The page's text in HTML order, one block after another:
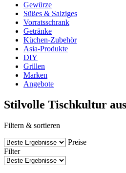
Gewürze
Süßes & Salziges
Vorratsschrank
Getränke
Küchen-Zubehör
Asia-Produkte
DIY
Grillen
Marken
Angebote
Stilvolle Tischkultur
Filtern & sortieren
Preise
Filter